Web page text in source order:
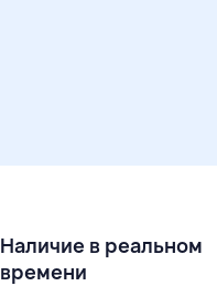
Наличие в реальном
времени